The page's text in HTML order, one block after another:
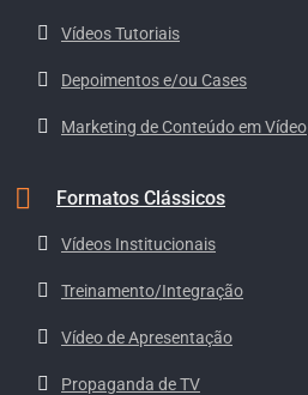
Vídeos Tutoriais
Depoimentos e/ou Cases
Marketing de Conteúdo em Vídeo
Formatos Clássicos
Vídeos Institucionais
Treinamento/Integração
Vídeo de Apresentação
Propaganda de TV